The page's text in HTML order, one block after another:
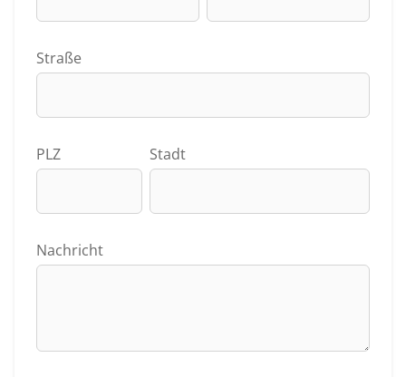
Straße
PLZ Stadt
Nachricht